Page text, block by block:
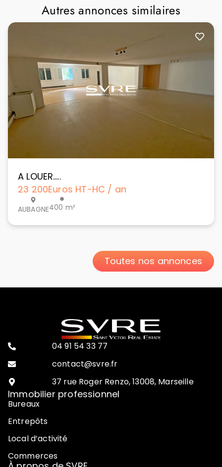
Autres annonces similaires
A LOUER…..
23 200Euros HT-HC / an
AUBAGNE400 m²
Toutes nos annonces
04 91 54 33 77
contact@svre.fr
37 rue Roger Renzo, 13008, Marseille
Immobilier professionnel
Bureaux
Entrepôts
Local d’activité
Commerces